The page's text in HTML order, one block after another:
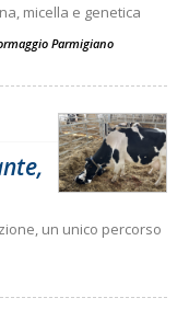
micella e genetica
Parmigiano
un unico percorso